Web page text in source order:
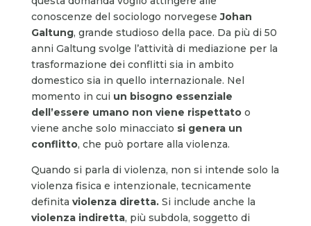
conoscenze del sociologo norvegeseJohan
Galtung, grande studioso della pace. Da più di 50
anni Galtung svolge l’attività di mediazione per la
trasformazione dei conflitti sia in ambito
domestico sia in quello internazionale. Nel
momento in cui un bisogno essenziale
dell’essere umano non viene rispettato o
viene anche solo minacciato si genera un
conflitto, che può portare alla violenza.
Quando si parla di violenza, non si intende solo la
violenza fisica e intenzionale, tecnicamente
definita violenza diretta. Si include anche la
violenza indiretta, più subdola, soggetto di